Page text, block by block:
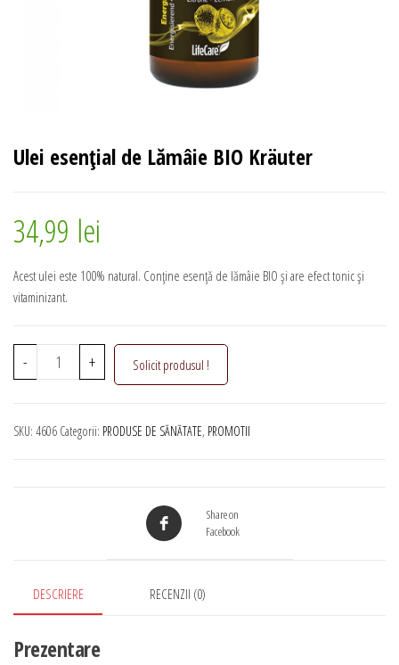
Ulei esențial de Lămâie BIO Kräuter
34,99 lei
Acest ulei este 100% natural. Conține esență de lămâie BIO și are efect tonic și
vitaminizant.
-
Cantitate
Ulei
Lămâie
+ Solicit produsul !
SKU: 4606 Categorii: PRODUSE DE SĂNĂTATE, PROMOTII
Share on
Facebook
DESCRIERE RECENZII (0)
Prezentare